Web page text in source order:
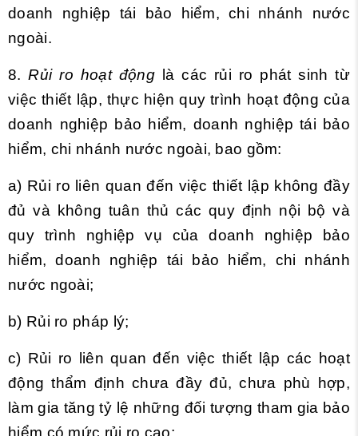
doanh nghiệp tái bảo hiểm, chi nhánh nước
ngoài.
8.Rủi ro hoạt độnglà các rủi ro phát sinh từ
việc thiết lập, thực hiện quy trình hoạt động của
doanh nghiệp bảo hiểm, doanh nghiệp tái bảo
hiểm, chi nhánh nước ngoài, bao gồm:
a) Rủi ro liên quan đến việc thiết lập không đầy
đủ và không tuân thủ các quy định nội bộ và
quy trình nghiệp vụ của doanh nghiệp bảo
hiểm, doanh nghiệp tái bảo hiểm, chi nhánh
nước ngoài;
b) Rủi ro pháp lý;
c) Rủi ro liên quan đến việc thiết lập các hoạt
động thẩm định chưa đầy đủ, chưa phù hợp,
làm gia tăng tỷ lệ những đối tượng tham gia bảo
hiểm có mức rủi ro cao;